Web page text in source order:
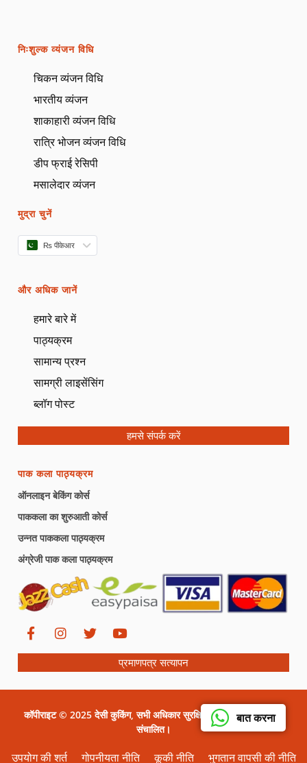
बात करना
निःशुल्क व्यंजन विधि
चिकन व्यंजन विधि
भारतीय व्यंजन
शाकाहारी व्यंजन विधि
रात्रि भोजन व्यंजन विधि
डीप फ्राई रेसिपी
मसालेदार व्यंजन
मुद्रा चुनें
₨ पीकेआर
और अधिक जानें
हमारे बारे में
पाठ्यक्रम
सामान्य प्रश्न
सामग्री लाइसेंसिंग
ब्लॉग पोस्ट
हमसे संपर्क करें
पाक कला पाठ्यक्रम
ऑनलाइन बेकिंग कोर्स
पाककला का शुरुआती कोर्स
उन्नत पाककला पाठ्यक्रम
अंग्रेजी पाक कला पाठ्यक्रम
प्रमाणपत्र सत्यापन
कॉपीराइट © 2025 देसी कुकिंग, सभी अधिकार सुरक्षित। सीरत ग्राफिक्स द्वारा
संचालित।
उपयोग की शर्त गोपनीयता नीति कूकी नीति भुगतान वापसी की नीति